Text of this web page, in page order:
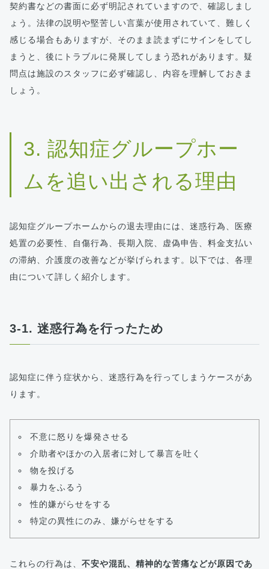
契約書などの書面に必ず明記されていますので、確認しまし
ょう。法律の説明や堅苦しい言葉が使用されていて、難しく
感じる場合もありますが、そのまま読まずにサインをしてし
まうと、後にトラブルに発展してしまう恐れがあります。疑
問点は施設のスタッフに必ず確認し、内容を理解しておきま
しょう。
3. 認知症グループホー
ムを追い出される理由
認知症グループホームからの退去理由には、迷惑行為、医療
処置の必要性、自傷行為、長期入院、虚偽申告、料金支払い
の滞納、介護度の改善などが挙げられます。以下では、各理
由について詳しく紹介します。
3-1. 迷惑行為を行ったため
認知症に伴う症状から、迷惑行為を行ってしまうケースがあ
ります。
不意に怒りを爆発させる
介助者やほかの入居者に対して暴言を吐く
物を投げる
暴力をふるう
性的嫌がらせをする
特定の異性にのみ、嫌がらせをする
これらの行為は、 不安や混乱、精神的な苦痛などが原因であ